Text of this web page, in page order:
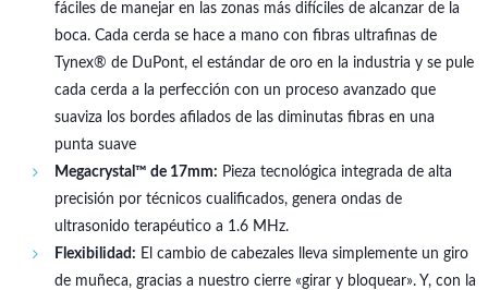
fáciles de manejar en las zonas más difíciles de alcanzar de la
boca. Cada cerda se hace a mano con fibras ultrafinas de
Tynex® de DuPont, el estándar de oro en la industria y se pule
cada cerda a la perfección con un proceso avanzado que
suaviza los bordes afilados de las diminutas fibras en una
punta suave
Megacrystal™ de 17mm: Pieza tecnológica integrada de alta
precisión por técnicos cualificados, genera ondas de
ultrasonido terapéutico a 1.6 MHz.
Flexibilidad: El cambio de cabezales lleva simplemente un giro
de muñeca, gracias a nuestro cierre «girar y bloquear». Y, con la